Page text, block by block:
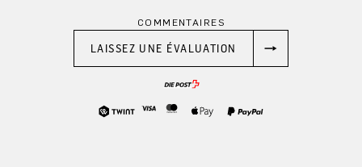
COMMENTAIRES
LAISSEZ UNE ÉVALUATION